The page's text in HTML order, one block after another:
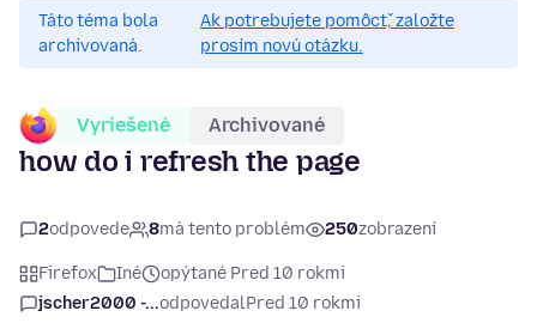
Táto téma bola
archivovaná.
Ak potrebujete pomôcť, založte
prosím novú otázku.
Vyriešené Archivované
how do i refresh the page
2odpovede 8má tento problém 250zobrazení
Firefox Iné
opýtané Pred 10 rokmi
jscher2000 -...odpovedalPred 10 rokmi